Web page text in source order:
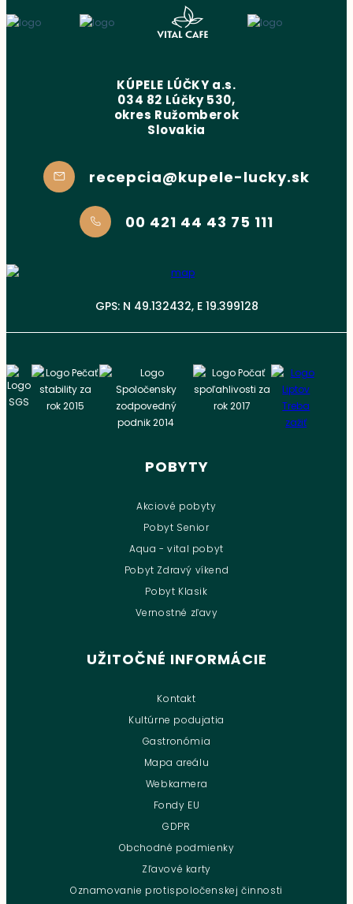
KÚPELE LÚČKY a.s.
034 82 Lúčky 530,
okres Ružomberok
Slovakia
recepcia@kupele-lucky.sk
00 421 44 43 75 111
GPS: N 49.132432, E 19.399128
POBYTY
Akciové pobyty
Pobyt Senior
Aqua - vital pobyt
Pobyt Zdravý víkend
Pobyt Klasik
Vernostné zľavy
UŽITOČNÉ INFORMÁCIE
Kontakt
Kultúrne podujatia
Gastronómia
Mapa areálu
Webkamera
Fondy EU
GDPR
Obchodné podmienky
Zľavové karty
Oznamovanie protispoločenskej činnosti